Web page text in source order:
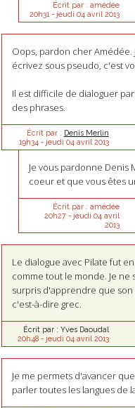
Écrit par : amédée
20h31 - jeudi 04 avril 2013
Oops, pardon cher Amédée.
écrivez sous pseudo, c'est
Il est difficile de dialoguer
des phrases.
Écrit par : Denis Merlin
19h34 - jeudi 04 avril 2013
Je vous pardonne Denis
coeur et que vous êtes
Écrit par : amédée
20h27- jeudi 04 avril
2013
Le dialogue avec Pilate fut
comme tout le monde. Je
surpris d'apprendre que son
c'est-à-dire grec.
Écrit par : Yves Daoudal
20h48- jeudi 04 avril 2013
Je me permets d'avancer
parler toutes les langues de